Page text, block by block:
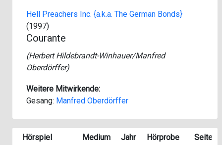
Hell Preachers Inc. {a.k.a. The German Bonds}
(1997)
Courante
(Herbert Hildebrandt-Winhauer/Manfred
Oberdörffer)
Weitere Mitwirkende:
Gesang: Manfred Oberdörffer
Hörspiel Medium Jahr Hörprobe Seite